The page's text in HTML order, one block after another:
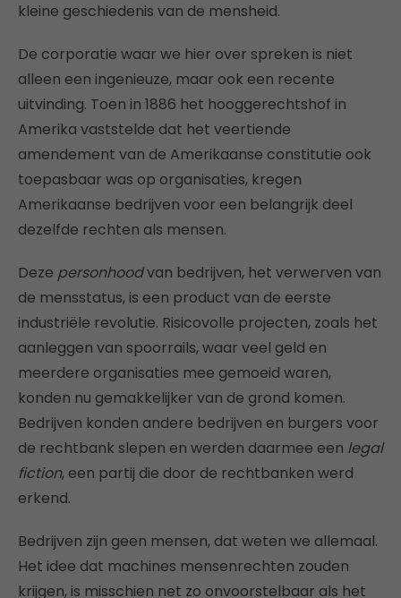
kleine geschiedenis van de mensheid.
De corporatie waar we hier over spreken is niet
alleen een ingenieuze, maar ook een recente
uitvinding. Toen in 1886 het hooggerechtshof in
Amerika vaststelde dat het veertiende
amendement van de Amerikaanse constitutie ook
toepasbaar was op organisaties, kregen
Amerikaanse bedrijven voor een belangrijk deel
dezelfde rechten als mensen.
Deze personhoodvan bedrijven, het verwerven van
de mensstatus, is een product van de eerste
industriële revolutie. Risicovolle projecten, zoals het
aanleggen van spoorrails, waar veel geld en
meerdere organisaties mee gemoeid waren,
konden nu gemakkelijker van de grond komen.
Bedrijven konden andere bedrijven en burgers voor
de rechtbank slepen en werden daarmee een legal
fiction, een partij die door de rechtbanken werd
erkend.
Bedrijven zijn geen mensen, dat weten we allemaal.
Het idee dat machines mensenrechten zouden
krijgen, is misschien net zo onvoorstelbaar als het